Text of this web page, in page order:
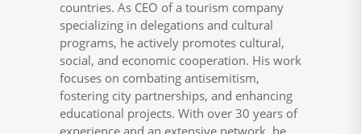
countries. As CEO of a tourism company
specializing in delegations and cultural
programs, he actively promotes cultural,
social, and economic cooperation. His work
focuses on combating antisemitism,
fostering city partnerships, and enhancing
educational projects. With over 30 years of